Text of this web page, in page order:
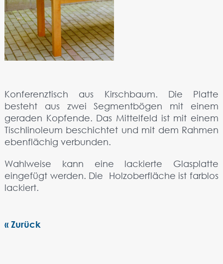
Konferenztisch aus Kirschbaum. Die Platte
besteht aus zwei Segmentbögen mit einem
geraden Kopfende. Das Mittelfeld ist mit einem
Tischlinoleum beschichtet und mit dem Rahmen
ebenflächig verbunden.
Wahlweise kann eine lackierte Glasplatte
eingefügt werden. Die Holzoberfläche ist farblos
lackiert.
« Zurück